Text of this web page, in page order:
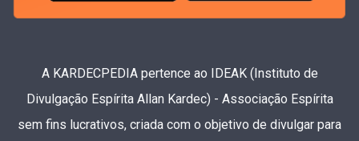
A KARDECPEDIA pertence ao IDEAK (Instituto de
Divulgação Espírita Allan Kardec) - Associação Espírita
sem fins lucrativos, criada com o objetivo de divulgar para